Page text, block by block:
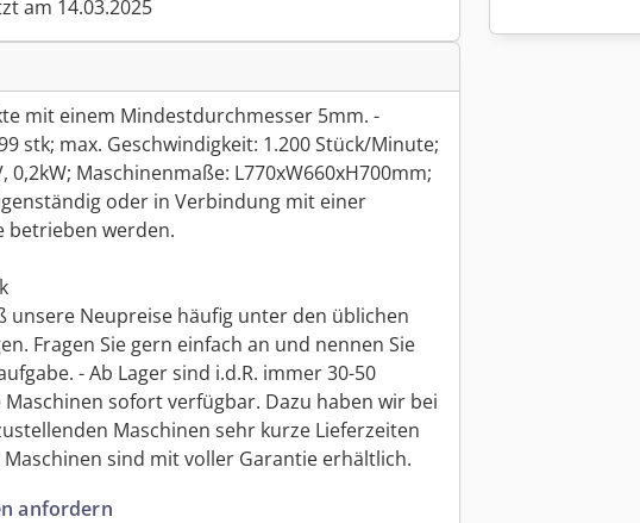
am 14.03.2025
mit einem Mindestdurchmesser 5mm. -
stk; max. Geschwindigkeit: 1.200 Stück/Minute;
0,2kW; Maschinenmaße: L770xW660xH700mm;
oder in Verbindung mit einer
betrieben werden.
unsere Neupreise häufig unter den üblichen
Fragen Sie gern einfach an und nennen Sie
- Ab Lager sind i.d.R. immer 30-50
sofort verfügbar. Dazu haben wir bei
Maschinen sehr kurze Lieferzeiten
Maschinen sind mit voller Garantie erhältlich.
anfordern